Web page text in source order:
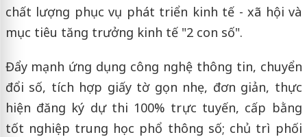
chất lượng phục vụ phát triển kinh tế - xã hội và
mục tiêu tăng trưởng kinh tế "2 con số".
Đẩy mạnh ứng dụng công nghệ thông tin, chuyển
đổi số, tích hợp giấy tờ gọn nhẹ, đơn giản, thực
hiện đăng ký dự thi 100% trực tuyến, cấp bằng
tốt nghiệp trung học phổ thông số; chủ trì phối